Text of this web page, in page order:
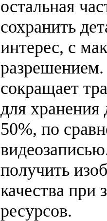
остальная
сохранить
интерес, с
сокращает
для
50%, по
получить
качества при
ресурсов.